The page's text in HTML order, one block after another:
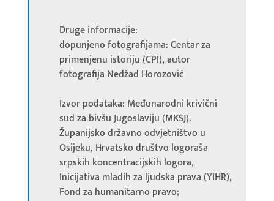
Druge informacije:
dopunjeno fotografijama: Centar za
primenjenu istoriju (CPI), autor
fotografija Nedžad Horozović
Izvor podataka: Međunarodni krivični
sud za bivšu Jugoslaviju (MKSJ).
Županijsko državno odvjetništvo u
Osijeku, Hrvatsko društvo logoraša
srpskih koncentracijskih logora,
Inicijativa mladih za ljudska prava (YIHR),
Fond za humanitarno pravo;